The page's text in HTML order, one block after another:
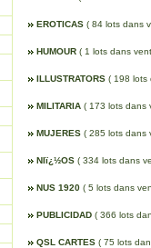
EROTICAS ( 84 lots dans
HUMOUR ( 1 lots dans
ILLUSTRATORS ( 198 lots
MILITARIA ( 173 lots dans
MUJERES ( 285 lots dans
NIï¿½OS ( 334 lots dans
NUS 1920 ( 5 lots dans
PUBLICIDAD ( 366 lots
QSL CARTES ( 75 lots